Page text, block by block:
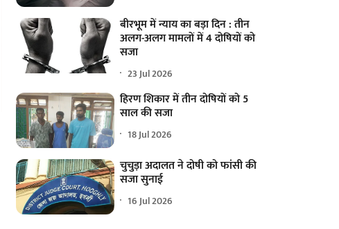
बीरभूम में न्याय का बड़ा दिन : तीन
अलग-अलग मामलों में 4 दोषियों को
सजा
23 Jul 2026
हिरण शिकार में तीन दोषियों को 5
साल की सजा
18 Jul 2026
चुचुड़ा अदालत ने दोषी को फांसी की
सजा सुनाई
16 Jul 2026